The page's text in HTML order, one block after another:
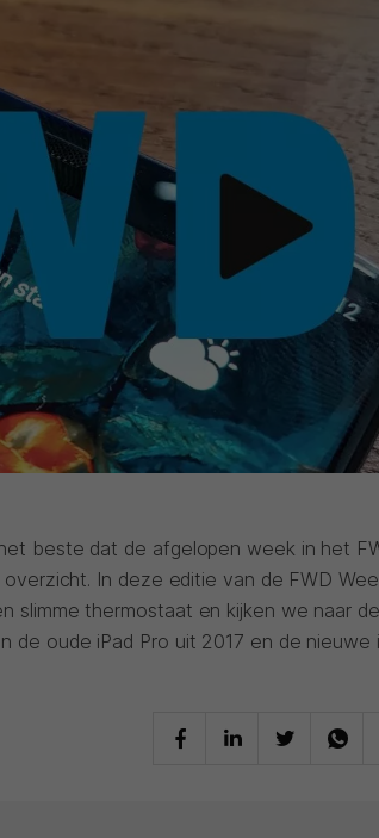
beste dat de afgelopen week in het
In deze editie van de FWD
slimme thermostaat en kijken we naar de
de oude iPad Pro uit 2017 en de nieuwe